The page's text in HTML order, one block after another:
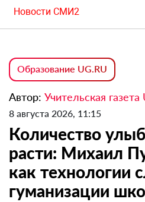
Новости СМИ2
Образование UG.RU
Автор: Учительская газета
8 августа 2026, 11:15
Количество
расти: Михаил
как технологии
гуманизации